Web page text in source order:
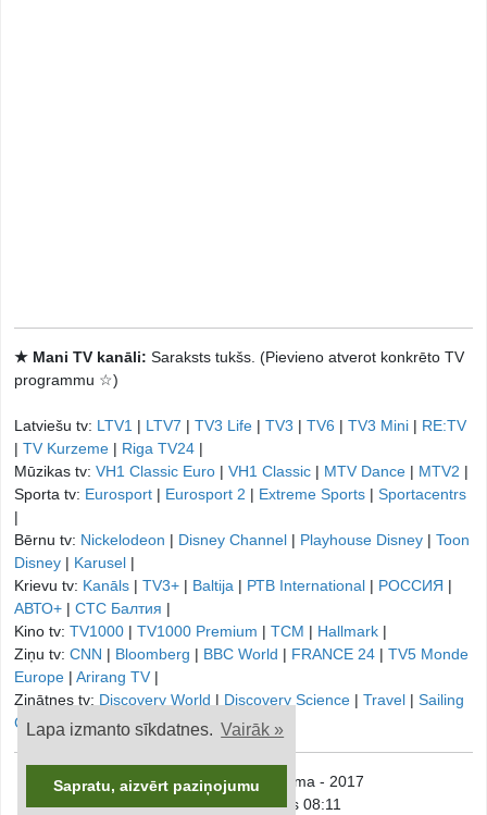
Lapa izmanto sīkdatnes. Vairāk »
Sapratu, aizvērt paziņojumu
★ Mani TV kanāli: Saraksts tukšs. (Pievieno atverot konkrēto TV
programmu ☆)
Latviešu tv: LTV1 | LTV7 | TV3 Life | TV3 | TV6 | TV3 Mini | RE:TV
| TV Kurzeme | Riga TV24 |
Mūzikas tv: VH1 Classic Euro | VH1 Classic | MTV Dance | MTV2 |
Sporta tv: Eurosport | Eurosport 2 | Extreme Sports | Sportacentrs
|
Bērnu tv: Nickelodeon | Disney Channel | Playhouse Disney | Toon
Disney | Karusel |
Krievu tv: Kanāls | TV3+ | Baltija | РТB International | РОССИЯ |
АВТО+ | СТС Балтия |
Kino tv: TV1000 | TV1000 Premium | TCM | Hallmark |
Ziņu tv: CNN | Bloomberg | BBC World | FRANCE 24 | TV5 Monde
Europe | Arirang TV |
Zinātnes tv: Discovery World | Discovery Science | Travel | Sailing
Channel|
© onTV.LV - TV Programma - 2017
Piektdiena, 7. augusts 08:11